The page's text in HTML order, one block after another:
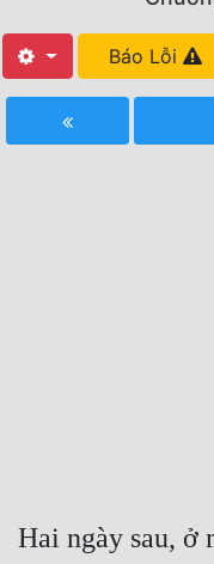
Tất Cả
Hoàn Thành
Báo Lỗi
Hai ngày sau, ở